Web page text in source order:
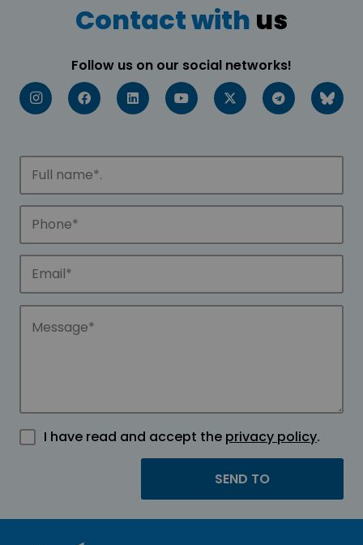
Contact with us
Follow us on our social networks!
I have read and accept the privacy policy.